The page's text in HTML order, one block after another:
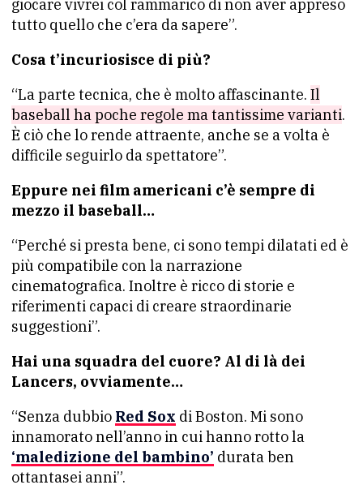
giocare vivrei col rammarico di non aver appreso
tutto quello che c’era da sapere”.
Cosa t’incuriosisce di più?
“La parte tecnica, che è molto affascinante. Il
baseball ha poche regole ma tantissime varianti.
È ciò che lo rende attraente, anche se a volta è
difficile seguirlo da spettatore”.
Eppure nei film americani c’è sempre di
mezzo il baseball…
“Perché si presta bene, ci sono tempi dilatati ed è
più compatibile con la narrazione
cinematografica. Inoltre è ricco di storie e
riferimenti capaci di creare straordinarie
suggestioni”.
Hai una squadra del cuore? Al di là dei
Lancers, ovviamente…
“Senza dubbio Red Sox di Boston. Mi sono
innamorato nell’anno in cui hanno rotto la
‘maledizione del bambino’ durata ben
ottantasei anni”.